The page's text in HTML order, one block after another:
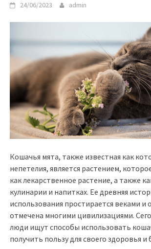
24/06/2023 admin
Кошачья мята, также известная как
непетелия, является растением,
как лекарственное растение, а также
кулинарии и напитках. Ее древняя
использования простирается веками и
отмечена многими цивилизациями.
люди ищут способы использовать
получить пользу для своего здоровья и